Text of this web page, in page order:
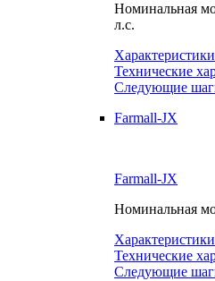
Номинальная
л.с.
Характеристики
Технические
Следующие
Farmall-JX
Farmall-JX
Номинальная
Характеристики
Технические
Следующие